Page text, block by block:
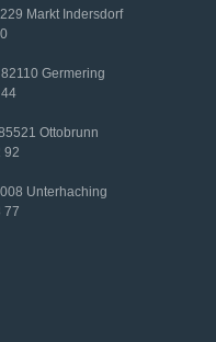
Markt Indersdorf
Germering
Ottobrunn
92
Unterhaching
77